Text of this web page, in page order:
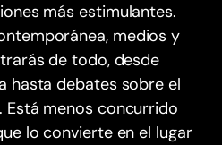
más estimulantes.
medios y
de todo, desde
hasta debates sobre el
menos concurrido
lo convierte en el lugar